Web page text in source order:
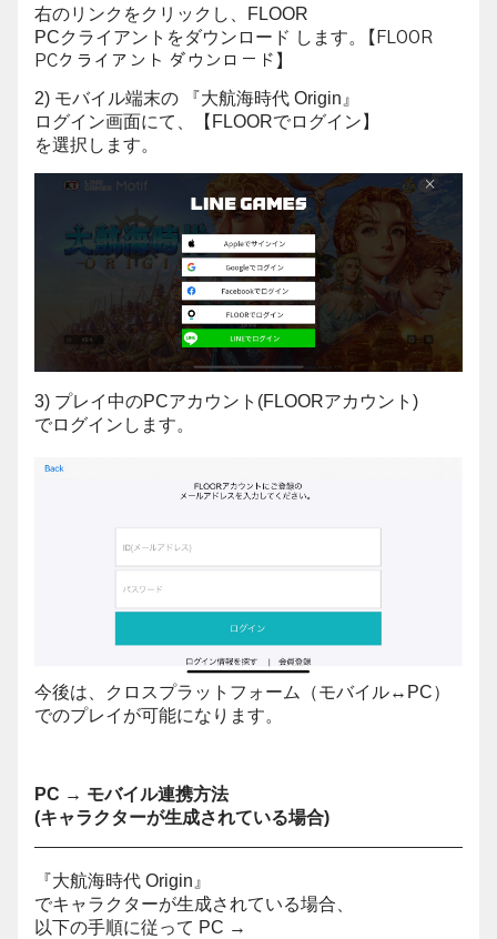
右のリンクをクリックし、FLOOR
PCクライアントをダウンロード します。
【FLOOR
PCクライアント ダウンロード】
2) モバイル端末の 『大航海時代 Origin』
ログイン画面にて、【FLOORでログイン】
を選択します。
3) プレイ中のPCアカウント(FLOORアカウント)
でログインします。
今後は、クロスプラットフォーム（モバイル↔PC）
でのプレイが可能になります。
PC → モバイル連携方法
(キャラクターが生成されている場合)
『大航海時代 Origin』
でキャラクターが生成されている場合、
以下の手順に従って PC →